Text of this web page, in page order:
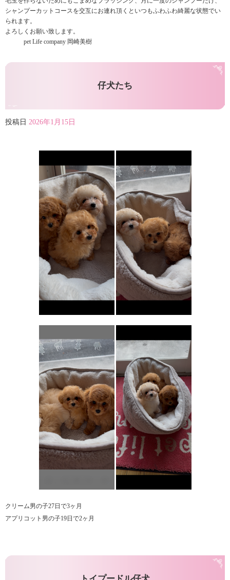
シャンプーカットコースを交互にお連れ頂くといつもふわふわ綺麗な状態でい
られます。
よろしくお願い致します。
pet Life company 岡崎美樹
仔犬たち
投稿日 2026年1月15日
クリーム男の子27日で3ヶ月
アプリコット男の子19日で2ヶ月